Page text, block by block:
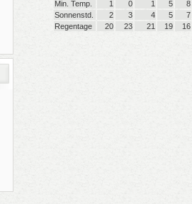
Min. Temp.
1 0 1 5
8
Sonnenstd.
2 3 4 5
7
Regentage
20 23 21 19 16